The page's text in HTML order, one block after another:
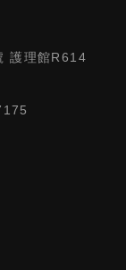
護理館R614